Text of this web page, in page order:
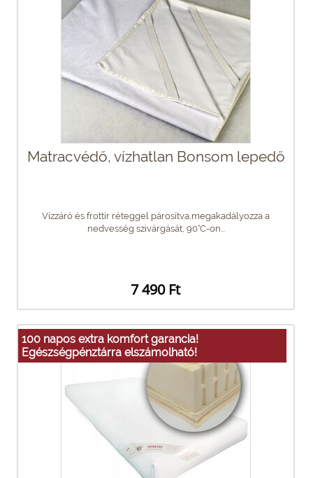
Matracvédő, vízhatlan Bonsom lepedő
Vízzáró és frottír réteggel párosítva,megakadályozza a
nedvesség szivárgását, 90°C-on...
7 490 Ft
100 napos extra komfort garancia!
Egészségpénztárra elszámolható!